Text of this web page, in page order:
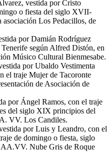
vestida por Cristo
o fiesta del siglo XVII-
Los Pedacillos, de
por Damián Rodríguez
según Alfred Distón, en
Músico Cultural Bienmesabe.
por Ubaldo Vestimenta
el traje Mujer de Tacoronte
de Asociación de
por Ángel Ramos, con el traje
del siglo XIX principios del
VV. Los Candiles.
por Luis y Leandro, con el
de domingo o fiesta, siglo
Nube Gris de Roque